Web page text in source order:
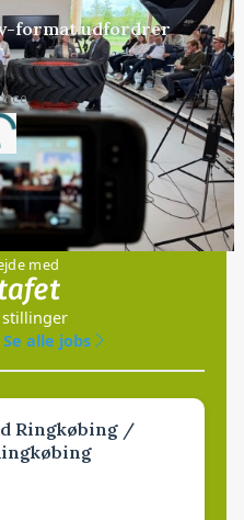
format udfordrer
med
Se alle jobs
Ringkøbing /